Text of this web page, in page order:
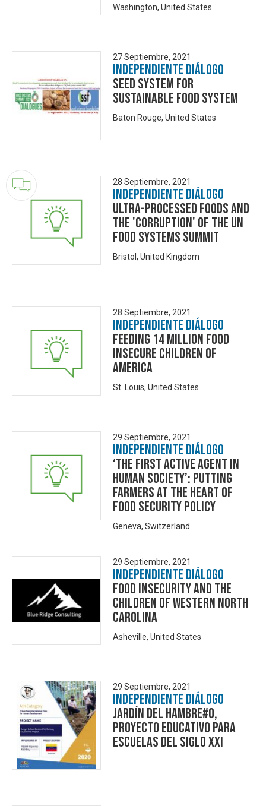
Washington, United States
27 Septiembre, 2021
Independiente Diálogo
Seed System for
Sustainable Food System
Baton Rouge, United States
28 Septiembre, 2021
Independiente Diálogo
Ultra-Processed Foods and
the 'corruption' of the UN
Food Systems Summit
Bristol, United Kingdom
28 Septiembre, 2021
Independiente Diálogo
Feeding 14 Million Food
Insecure Children of
America
St. Louis, United States
29 Septiembre, 2021
Independiente Diálogo
‘The First Active Agent in
Human Society’: Putting
Farmers at the Heart of
Food Security Policy
Geneva, Switzerland
29 Septiembre, 2021
Independiente Diálogo
Food Insecurity and the
Children of Western North
Carolina
Asheville, United States
29 Septiembre, 2021
Independiente Diálogo
Jardín del Hambre#0,
Proyecto Educativo para
Escuelas del Siglo XXI